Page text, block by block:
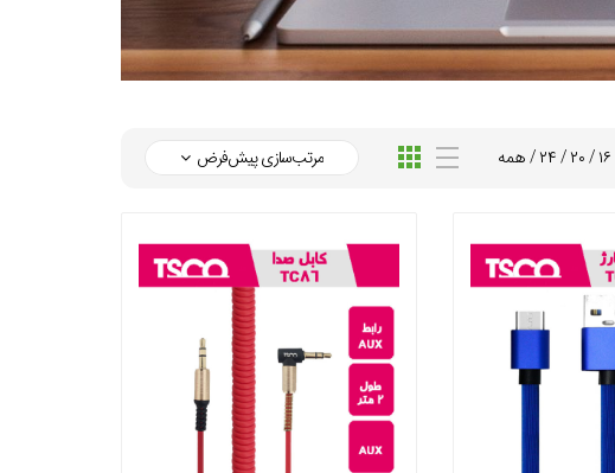
۱۶/۲۰/۲۴/همه مرتب‌سازی پیش‌فرض